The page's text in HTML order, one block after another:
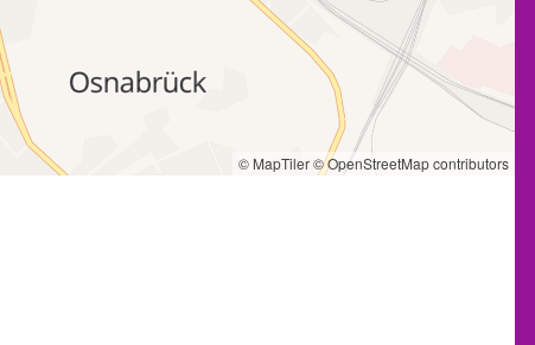
© MapTiler© OpenStreetMap contributors